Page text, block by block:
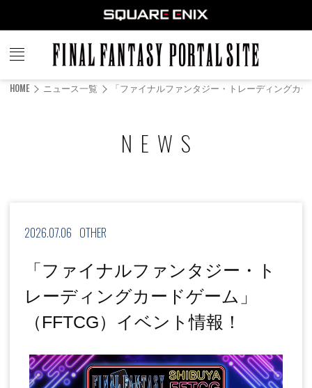
FINAL
FANTASY
HOME ニュース一覧 「ファイナルファンタジー・トレーディングカ
NEWS
OTHER
2026.07.06
「ファイナルファンタジー・ト
レーディングカードゲーム」
（FFTCG）イベント情報！